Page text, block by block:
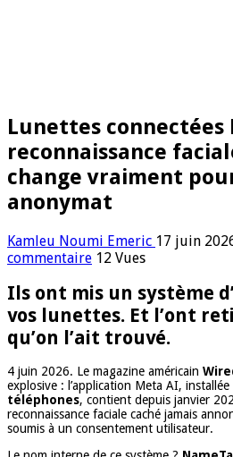
Lunettes connectées
reconnaissance
change vraiment
anonymat
Kamleu Noumi Emeric 17 juin
commentaire 12 Vues
Ils ont mis un système
vos lunettes. Et l’ont
qu’on l’ait trouvé.
4 juin 2026. Le magazine américain
explosive : l’application Meta AI, installée
téléphones, contient depuis janvier
reconnaissance faciale caché jamais
soumis à un consentement utilisateur.